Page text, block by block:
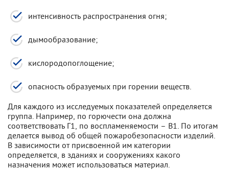
интенсивность распространения огня;
дымообразование;
кислородопоглощение;
опасность образуемых при горении веществ.
Для каждого из исследуемых показателей определяется
группа. Например, по горючести она должна
соответствовать Г1, по воспламеняемости – В1. По итогам
делается вывод об общей пожаробезопасности изделий.
В зависимости от присвоенной им категории
определяется, в зданиях и сооружениях какого
назначения может использоваться материал.